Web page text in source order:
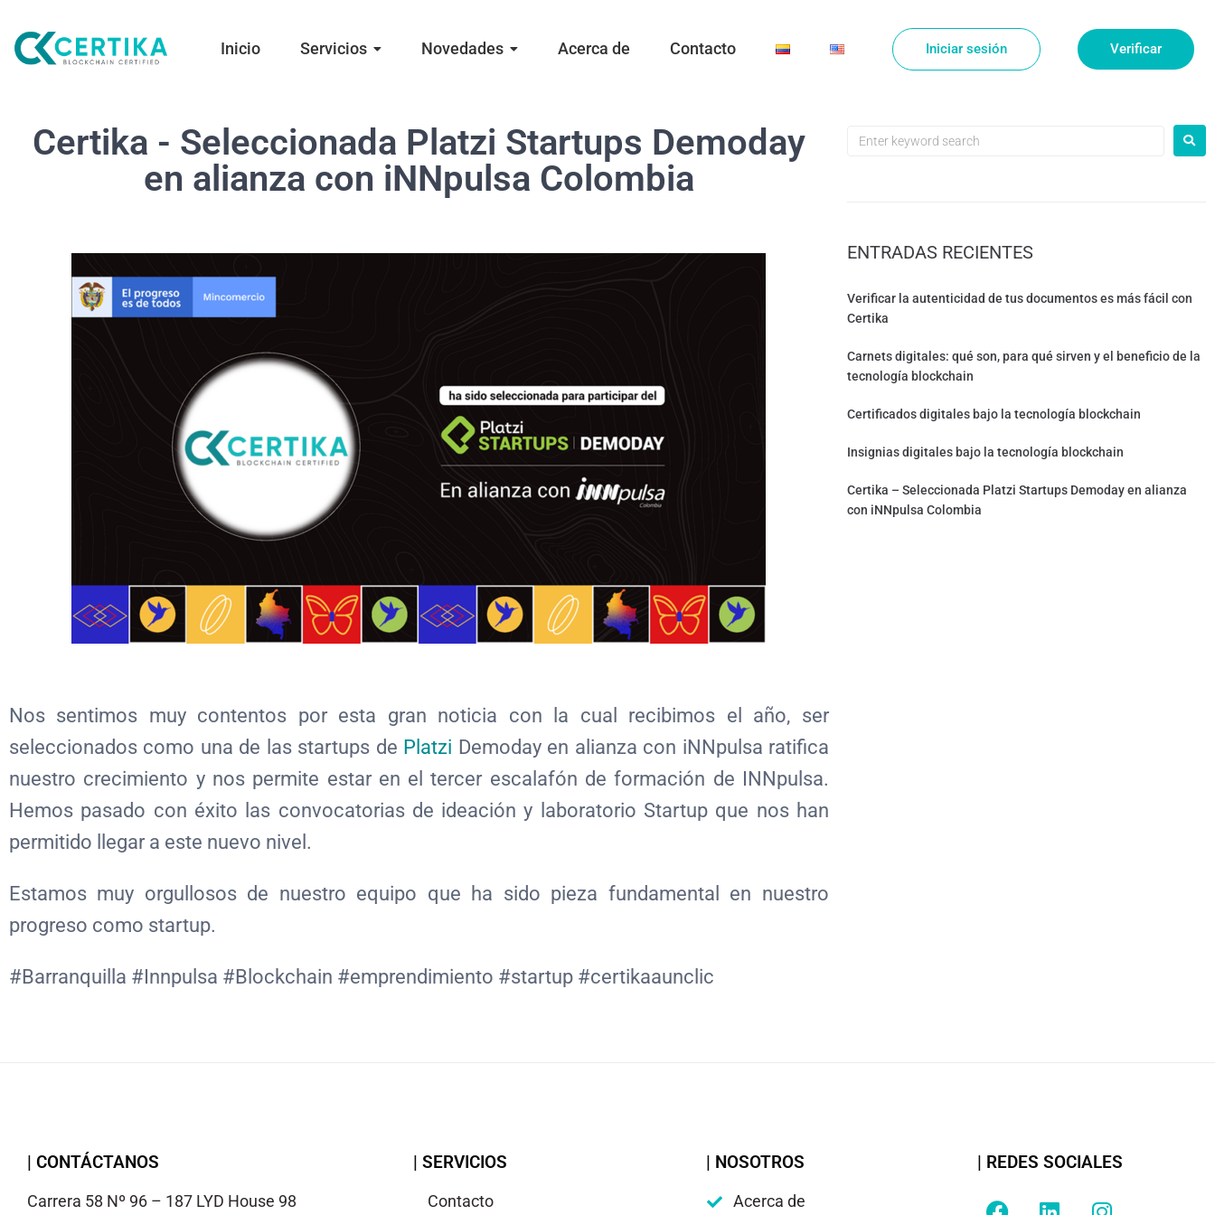
Inicio Servicios Novedades Acerca de Contacto Iniciar sesión Verificar
Certika - Seleccionada Platzi Startups Demoday
en alianza con iNNpulsa Colombia
Nos sentimos muy contentos por esta gran noticia con la cual recibimos el año, ser
seleccionados como una de las startups de Platzi Demoday en alianza con iNNpulsa ratifica
nuestro crecimiento y nos permite estar en el tercer escalafón de formación de INNpulsa.
Hemos pasado con éxito las convocatorias de ideación y laboratorio Startup que nos han
permitido llegar a este nuevo nivel.
Estamos muy orgullosos de nuestro equipo que ha sido pieza fundamental en nuestro
progreso como startup.
#Barranquilla #Innpulsa #Blockchain #emprendimiento #startup #certikaaunclic
ENTRADAS RECIENTES
Verificar la autenticidad de tus documentos es más fácil con
Certika
Carnets digitales: qué son, para qué sirven y el beneficio de la
tecnología blockchain
Certificados digitales bajo la tecnología blockchain
Insignias digitales bajo la tecnología blockchain
Certika – Seleccionada Platzi Startups Demoday en alianza
con iNNpulsa Colombia
| CONTÁCTANOS
Carrera 58 Nº 96 – 187 LYD House 98
| SERVICIOS
Contacto
| NOSOTROS
Acerca de
| REDES SOCIALES